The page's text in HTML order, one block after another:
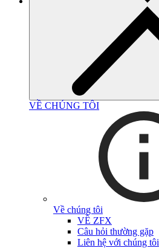
VỀ CHÚNG TÔI
Về chúng tôi
VỀ ZFX
Câu hỏi thường gặp
Liên hệ với chúng tôi